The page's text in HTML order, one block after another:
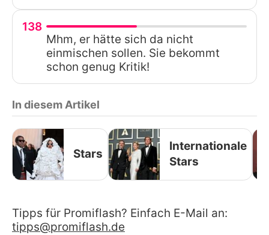
138
Mhm, er hätte sich da nicht
einmischen sollen. Sie bekommt
schon genug Kritik!
In diesem Artikel
Stars
Internationale
Stars
Tipps für Promiflash? Einfach E-Mail an:
tipps@promiflash.de